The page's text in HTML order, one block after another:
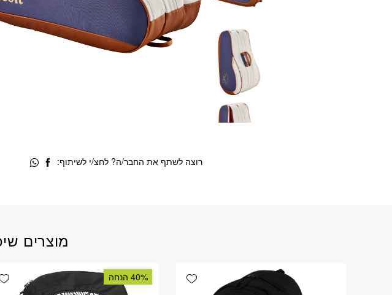
רוצה לשתף את החבר/ה? לחצ/י לשיתוף:
מוצרים
Add wishlist40% הנחה